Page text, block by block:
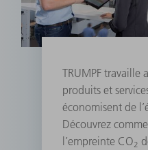
TRUMPF travaille
produits et
économisent de
Découvrez
l’empreinte CO2